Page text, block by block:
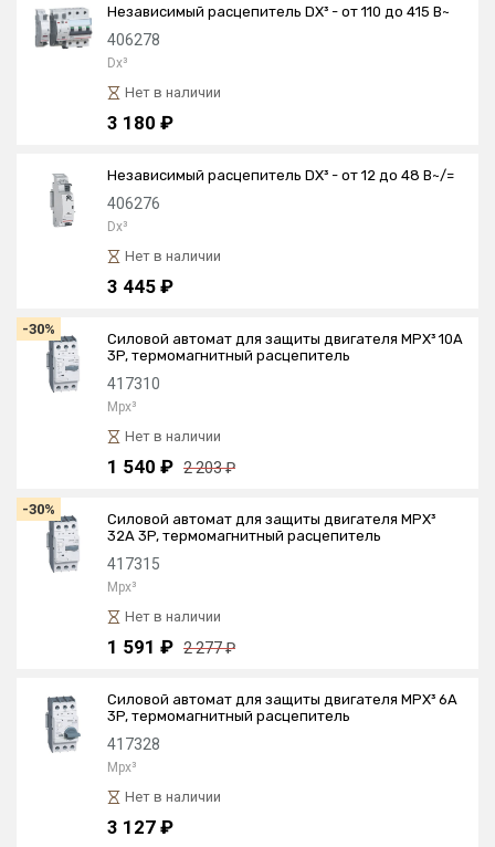
Независимый расцепитель DX³ - от 110 до 415 В~
406278
Dx³
Нет в наличии
3 180 ₽
Независимый расцепитель DX³ - от 12 до 48 В~/=
406276
Dx³
Нет в наличии
3 445 ₽
-30%
Силовой автомат для защиты двигателя MPX³ 10А
3P, термомагнитный расцепитель
417310
Mpx³
Нет в наличии
1 540 ₽ 2 203 ₽
-30%
Силовой автомат для защиты двигателя MPX³
32А 3P, термомагнитный расцепитель
417315
Mpx³
Нет в наличии
1 591 ₽ 2 277 ₽
Силовой автомат для защиты двигателя MPX³ 6А
3P, термомагнитный расцепитель
417328
Mpx³
Нет в наличии
3 127 ₽